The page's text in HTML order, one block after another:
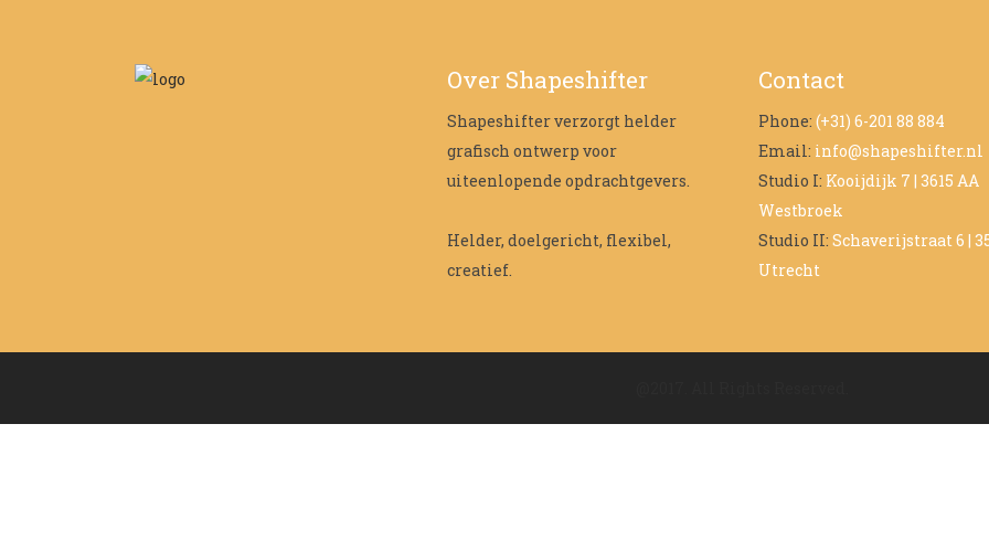
Over Shapeshifter
Shapeshifter verzorgt helder
grafisch ontwerp voor
uiteenlopende opdrachtgevers.
Helder, doelgericht, flexibel,
creatief.
Contact
Phone: (+31) 6-201 88 884
Email: info@shapeshifter.nl
Studio I: Kooijdijk 7 | 3615 AA
Westbroek
Studio II: Schaverijstraat 6 |
Utrecht